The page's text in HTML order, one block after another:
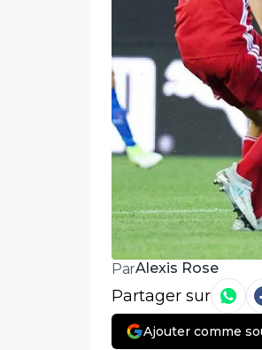
ParAlexis Rose
Partager sur
Ajouter comme